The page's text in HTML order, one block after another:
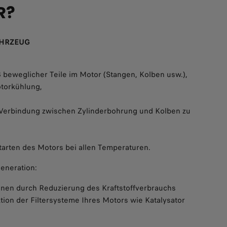
Teile im Motor (Stangen, Kolben usw.),
zwischen Zylinderbohrung und Kolben zu
des Motors bei allen Temperaturen.
durch Reduzierung des Kraftstoffverbrauchs
der Filtersysteme Ihres Motors wie Katalysator